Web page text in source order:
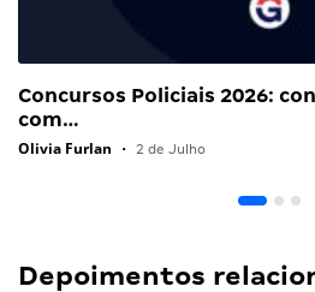
Concursos Policiais 2026:
com…
Olivia Furlan • 2 de Julho
Depoimentos